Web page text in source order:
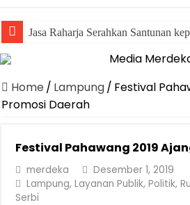
Jasa Raharja Serahkan Santunan
Home / Lampung/ Festival
Promosi Daerah
Festival Pahawang 2019
merdeka
Desember 1, 2019
Lampung,Layanan Publik,Politik,
Serbi